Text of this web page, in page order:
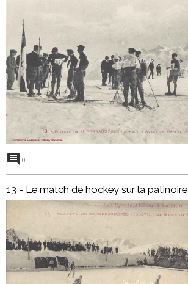
0
13 - Le match de hockey sur la patinoire